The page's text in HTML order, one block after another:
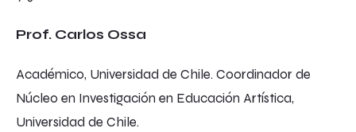
Prof. Carlos Ossa
Académico, Universidad de Chile. Coordinador de
Núcleo en Investigación en Educación Artística,
Universidad de Chile.